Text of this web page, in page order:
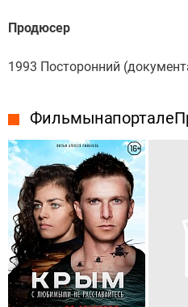
Продюсер
1993 Посторонний
Фильмы на портале